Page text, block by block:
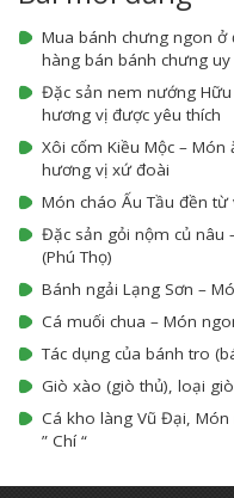
Mua bánh chưng ngon ở
hàng bán bánh chưng
Đặc sản nem nướng
hương vị được yêu thích
Xôi cốm Kiều Mộc –
hương vị xứ đoài
Món cháo Ấu Tầu đền
Đặc sản gỏi nộm củ nâu
(Phú Thọ)
Bánh ngải Lạng Sơn –
Cá muối chua – Món
Tác dụng của bánh tro
Giò xào (giò thủ), loại
Cá kho làng Vũ Đại,
” Chí “